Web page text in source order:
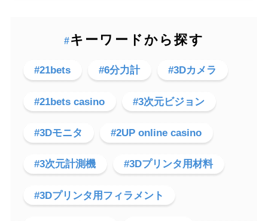
#キーワードから探す
#21bets #6分力計 #3Dカメラ
#21bets casino #3次元ビジョン
#3Dモニタ #2UP online casino
#3次元計測機 #3Dプリンタ用材料
#3Dプリンタ用フィラメント